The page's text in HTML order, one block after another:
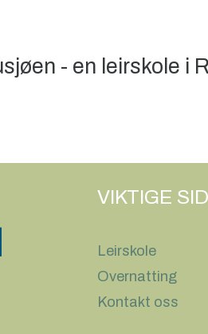
- en leirskole i
VIKTIGE
Leirskole
Overnatting
Kontakt oss